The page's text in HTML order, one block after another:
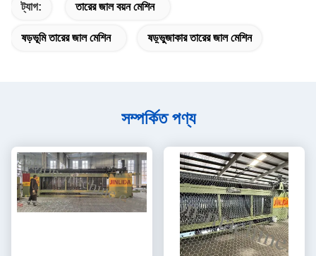
ট্যাগ: তারের জাল বয়ন মেশিন
ষড়ভূমি তারের জাল মেশিন ষড়্ভুজাকার তারের জাল মেশিন
সম্পর্কিত পণ্য